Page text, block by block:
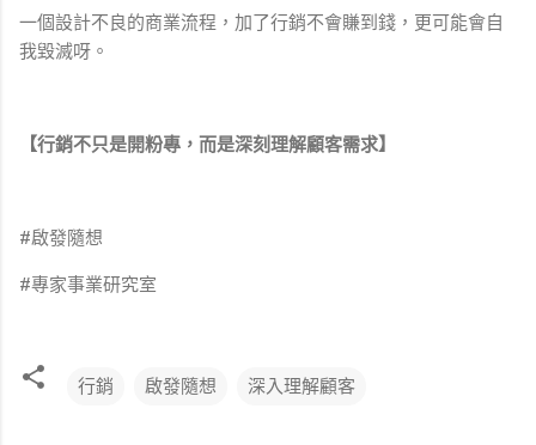
一個設計不良的商業流程，加了行銷不會賺到錢，更可能會自
我毀滅呀。
【行銷不只是開粉專，而是深刻理解顧客需求】
#啟發隨想
#專家事業研究室
行銷 啟發隨想 深入理解顧客